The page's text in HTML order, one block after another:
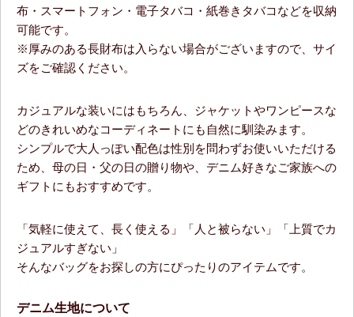
布・スマートフォン・電子タバコ・紙巻きタバコなどを収納
可能です。
※厚みのある長財布は入らない場合がございますので、サイ
ズをご確認ください。
カジュアルな装いにはもちろん、ジャケットやワンピースな
どのきれいめなコーディネートにも自然に馴染みます。
シンプルで大人っぽい配色は性別を問わずお使いいただける
ため、母の日・父の日の贈り物や、デニム好きなご家族への
ギフトにもおすすめです。
「気軽に使えて、長く使える」「人と被らない」「上質でカ
ジュアルすぎない」
そんなバッグをお探しの方にぴったりのアイテムです。
デニム生地について